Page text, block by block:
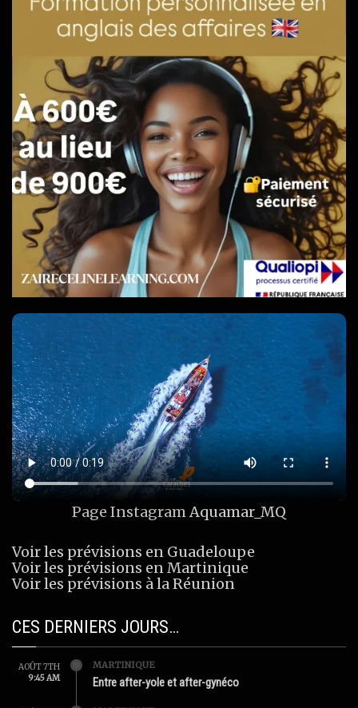
Page InstagramAquamar_MQ
Voir les prévisions en Guadeloupe
Voir les prévisions en Martinique
Voir les prévisions à la Réunion
CES DERNIERS JOURS…
AOÛT 7TH
9:45 AM
MARTINIQUE
Entre after-yole et after-gynéco